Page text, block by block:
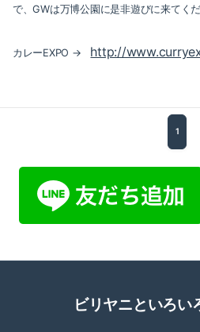
2017-04（1
2017-03（1
2017-01（1）
2016-11（1）
2016-09（3
2016-08（5
で、GWは万博公園に是非遊びに来てく
カレーEXPO → http://
1
ビリヤニといろ